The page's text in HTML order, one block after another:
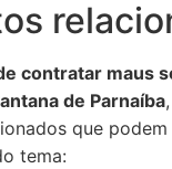
contratar maus
de Parnaíba
que
tema: